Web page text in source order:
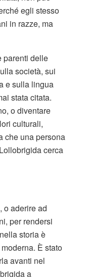
egli stesso
in razze, ma
parenti delle
società, sui
e sulla lingua
stata citata.
o diventare
culturali,
che una persona
cerca
o aderire ad
per rendersi
storia è
È stato
avanti nel
a